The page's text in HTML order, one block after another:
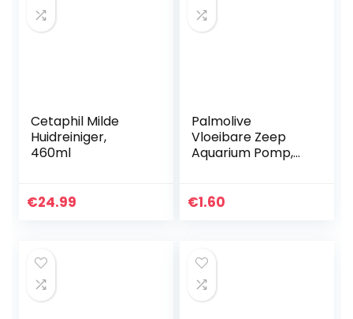
Cetaphil Milde
Huidreiniger,
460ml
€24.99
Palmolive
Vloeibare Zeep
Aquarium Pomp,
€1.60